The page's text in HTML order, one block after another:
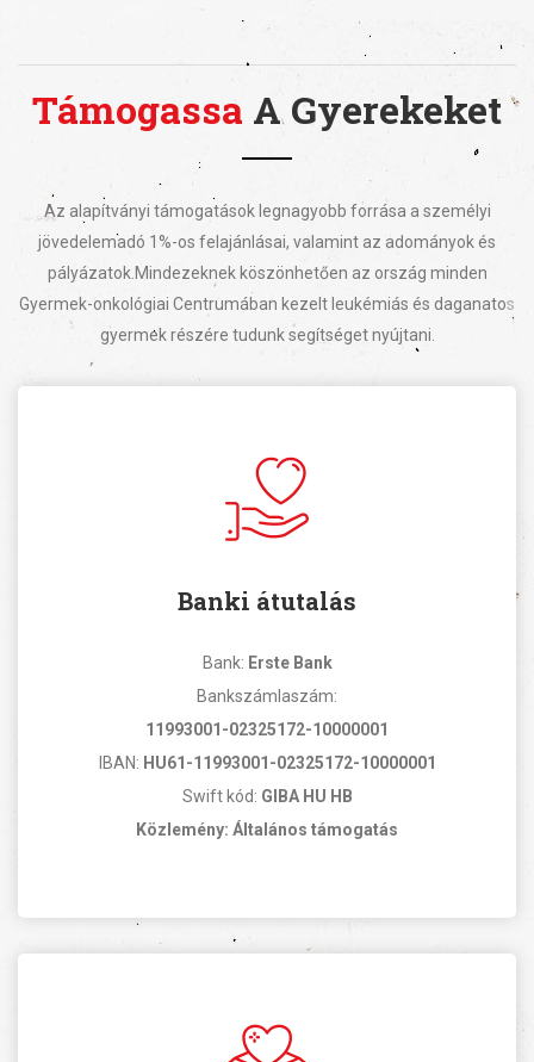
Támogassa A Gyerekeket
Az alapítványi támogatások legnagyobb forrása a személyi
jövedelemadó 1%-os felajánlásai, valamint az adományok és
pályázatok.Mindezeknek köszönhetően az ország minden
Gyermek-onkológiai Centrumában kezelt leukémiás és daganatos
gyermek részére tudunk segítséget nyújtani.
Banki átutalás
Bank: Erste Bank
Bankszámlaszám:
11993001-02325172-10000001
IBAN: HU61-11993001-02325172-10000001
Swift kód: GIBA HU HB
Közlemény: Általános támogatás